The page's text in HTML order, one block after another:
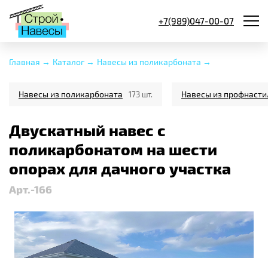
+7(989)047-00-07
Главная → Каталог → Навесы из поликарбоната →
Навесы из поликарбоната 173 шт. Навесы из
Двускатный навес с
поликарбонатом на шести
опорах для дачного участка
Арт.-166